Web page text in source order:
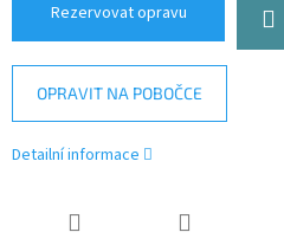
Rezervovat opravu
OPRAVIT NA POBOČCE
Detailní informace